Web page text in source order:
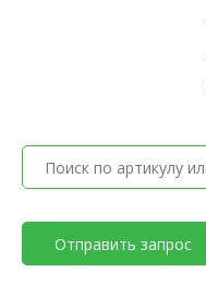
Отправить запрос